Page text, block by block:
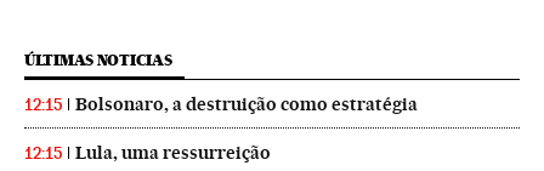
ÚLTIMAS NOTICIAS
12:15 Bolsonaro, a destruição como estratégia
12:15 Lula, uma ressurreição